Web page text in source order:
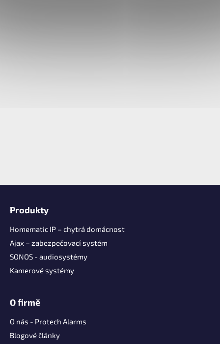
Produkty
Homematic IP – chytrá domácnost
Ajax – zabezpečovací systém
SONOS - audiosystémy
Kamerové systémy
O firmě
O nás - Protech Alarms
Blogové články